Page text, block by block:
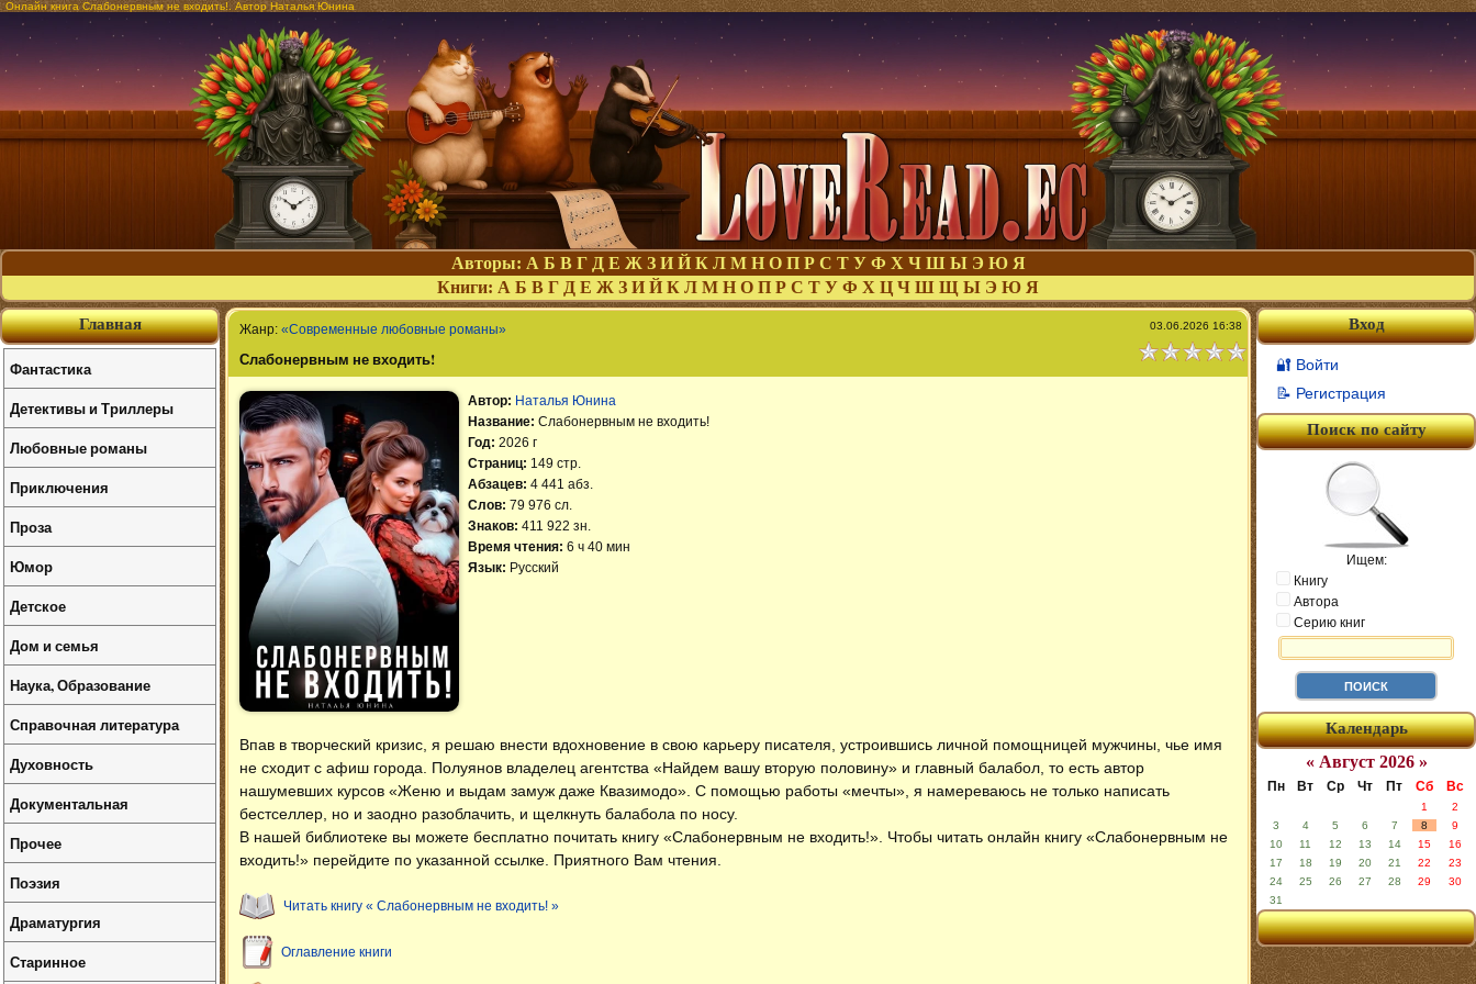
Онлайн книга Слабонервным не входить!. Автор Наталья Юнина
Авторы: А Б В Г Д Е Ж З И Й К Л М Н О П Р С Т У Ф Х Ч Ш Ы Э Ю Я
Книги: А Б В Г Д Е Ж З И Й К Л М Н О П Р С Т У Ф Х Ц Ч Ш Щ Ы Э Ю Я
Жанр: «Современные любовные романы»
Слабонервным не входить!
03.06.2026 16:38
Автор: Наталья Юнина
Название: Слабонервным не входить!
Год: 2026 г
Страниц: 149 стр.
Абзацев: 4 441 абз.
Слов: 79 976 сл.
Знаков: 411 922 зн.
Время чтения: 6 ч 40 мин
Язык: Русский
Впав в творческий кризис, я решаю внести вдохновение в свою карьеру писателя, устроившись личной помощницей мужчины, чье имя
не сходит с афиш города. Полуянов владелец агентства «Найдем вашу вторую половину» и главный балабол, то есть автор
нашумевших курсов «Женю и выдам замуж даже Квазимодо». С помощью работы «мечты», я намереваюсь не только написать
бестселлер, но и заодно разоблачить, и щелкнуть балабола по носу.
В нашей библиотеке вы можете бесплатно почитать книгу «Слабонервным не входить!» . Чтобы читать онлайн книгу «Слабонервным не
входить!» перейдите по указанной ссылке. Приятного Вам чтения.
Читать книгу « Слабонервным не входить! »
Оглавление книги
Вход
🔐 Войти
📝 Регистрация
Поиск по сайту
Ищем:
Книгу
Автора
Серию книг
Календарь
« Август 2026 »
Пн Вт Ср Чт Пт Сб Вс
1
2
3
4 5 6 7 8
9
10
11 12 13 14 15
16
17
18 19 20 21 22
23
24
25 26 27 28 29
30
31
Главная
Фантастика
Детективы и Триллеры
Любовные романы
Приключения
Проза
Юмор
Детское
Дом и семья
Наука, Образование
Справочная литература
Духовность
Документальная
Прочее
Поэзия
Драматургия
Старинное